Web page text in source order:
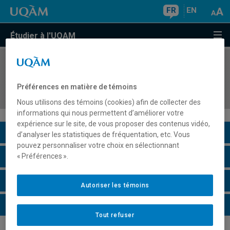
FR EN
Étudier à l'UQAM
COURS//
économique
Description du cours
Horaire - Été 2026
Horaire - Automne 2026
Horaire - Hiver 2027
Préférences en matière de témoins
Nous utilisons des témoins (cookies) afin de collecter des
informations qui nous permettent d’améliorer votre
expérience sur le site, de vous proposer des contenus vidéo,
d’analyser les statistiques de fréquentation, etc. Vous
pouvez personnaliser votre choix en sélectionnant
« Préférences ».
Tout refuser
Autoriser les témoins